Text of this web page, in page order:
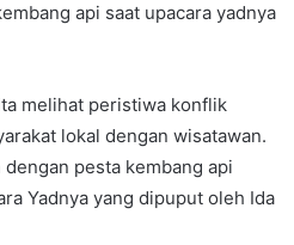
api saat upacara yadnya
melihat peristiwa konflik
lokal dengan wisatawan.
pesta kembang api
Yadnya yang dipuput oleh Ida